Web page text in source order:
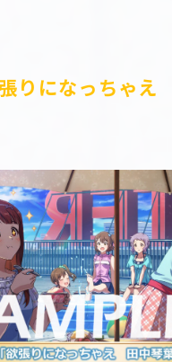
りになっちゃ